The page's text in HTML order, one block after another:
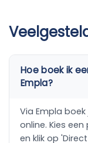
Hoe boek ik
Empla?
Via Empla
online. Kies
en klik op